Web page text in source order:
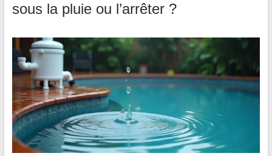
sous la pluie ou l’arrêter ?